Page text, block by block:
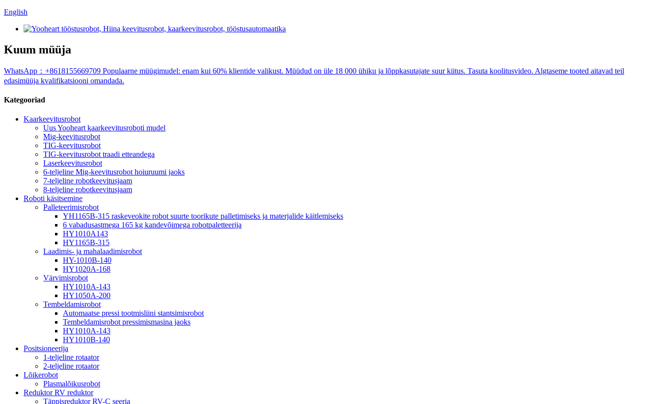
English
Kuum müüja
WhatsApp：+8618155669709 Populaarne müügimudel: enam kui 60% klientide valikust. Müüdud on üle 18 000 ühiku ja lõppkasutajate suur kiitus. Tasuta koolitusvideo. Algtaseme tooted aitavad teil
edasimüüja kvalifikatsiooni omandada.
Kategooriad
Kaarkeevitusrobot
Uus Yooheart kaarkeevitusroboti mudel
Mig-keevitusrobot
TIG-keevitusrobot
TIG-keevitusrobot traadi etteandega
Laserkeevitusrobot
6-teljeline Mig-keevitusrobot hoiuruumi jaoks
7-teljeline robotkeevitusjaam
8-teljeline robotkeevitusjaam
Roboti käsitsemine
Palleteerimisrobot
YH1165B-315 raskeveokite robot suurte toorikute palletimiseks ja materjalide käitlemiseks
6 vabadusastmega 165 kg kandevõimega robotpaletteerija
HY1010A143
HY1165B-315
Laadimis- ja mahalaadimisrobot
HY-1010B-140
HY1020A-168
Värvimisrobot
HY1010A-143
HY1050A-200
Tembeldamisrobot
Automaatse pressi tootmisliini stantsimisrobot
Tembeldamisrobot pressimismasina jaoks
HY1010A-143
HY1010B-140
Positsioneerija
1-teljeline rotaator
2-teljeline rotaator
Lõikerobot
Plasmalõikusrobot
Reduktor RV reduktor
Täppisreduktor RV-C seeria